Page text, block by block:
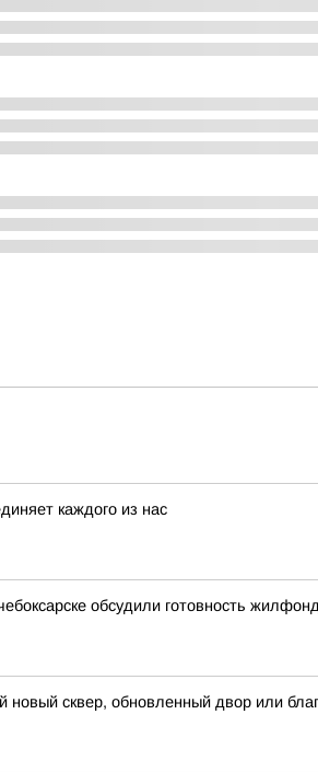
каждого из нас
обсудили готовность
сквер, обновленный двор или